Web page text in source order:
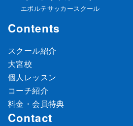
エボルテサッカースクール
Contents
スクール紹介
大宮校
個人レッスン
コーチ紹介
料金・会員特典
Contact